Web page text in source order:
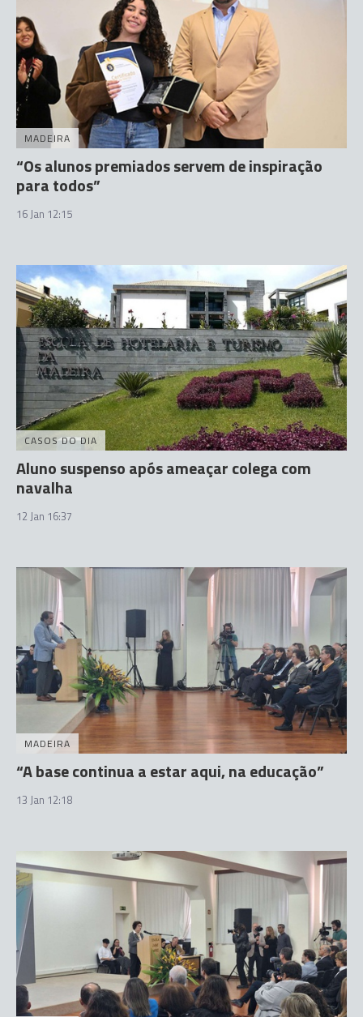
MADEIRA
“Os alunos premiados servem de inspiração
para todos”
16 Jan 12:15
CASOS DO DIA
Aluno suspenso após ameaçar colega com
navalha
12 Jan 16:37
MADEIRA
“A base continua a estar aqui, na educação”
13 Jan 12:18